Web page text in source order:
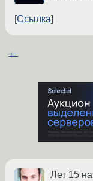
Ссылка
←
Лет 15